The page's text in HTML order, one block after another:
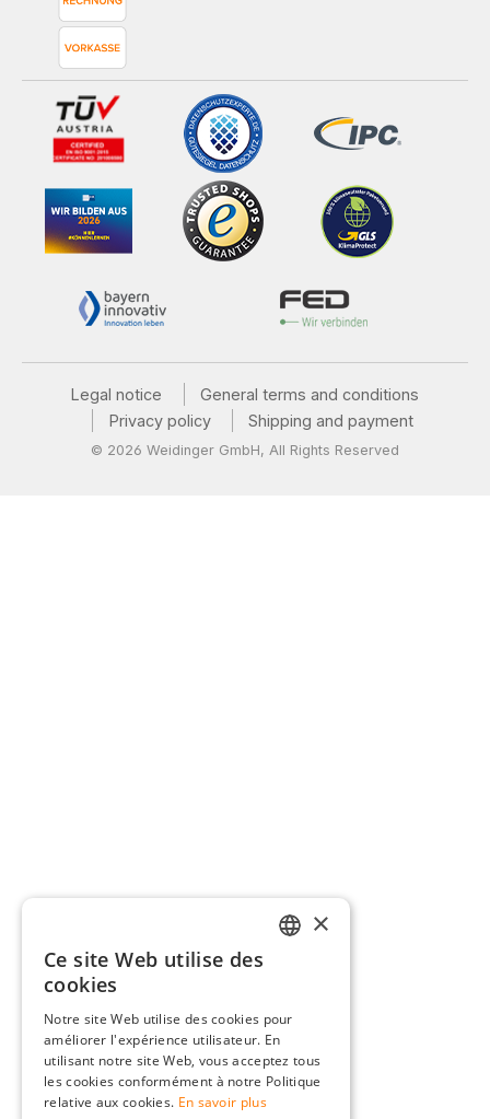
Legal notice
General terms and conditions
Privacy policy
Shipping and payment
© 2026 Weidinger GmbH, All Rights Reserved
ITALIAN
×
Ce site Web utilise des
cookies
Notre site Web utilise des cookies pour
améliorer l'expérience utilisateur. En
utilisant notre site Web, vous acceptez tous
les cookies conformément à notre Politique
relative aux cookies. En savoir plus